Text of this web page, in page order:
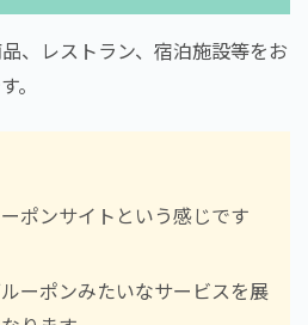
、レストラン、宿泊施設等をお
。
ポンサイトという感じです
ーポンみたいなサービスを展